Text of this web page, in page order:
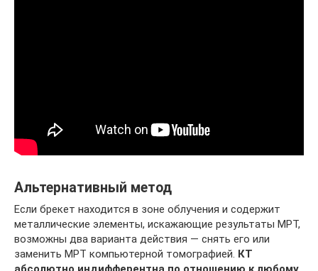
Альтернативный метод
Если брекет находится в зоне облучения и содержит
металлические элементы, искажающие результаты МРТ,
возможны два варианта действия ― снять его или
заменить МРТ компьютерной томографией. КТ